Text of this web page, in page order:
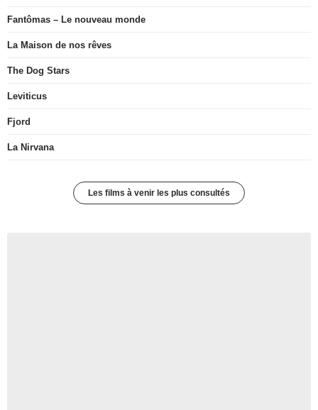
Fantômas – Le nouveau monde
La Maison de nos rêves
The Dog Stars
Leviticus
Fjord
La Nirvana
Les films à venir les plus consultés